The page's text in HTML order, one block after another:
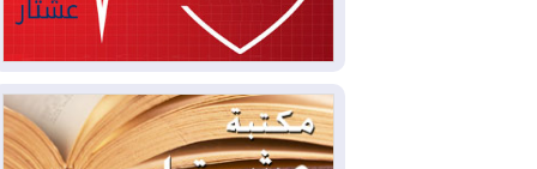
2026-08-03
العجز والاقتراض يطوقان
المالية العراقية.. اقتراض يتجاوز 3 تريليونات
دينار!
2026-08-03كوبا تغرق في الظلام مجددا
وانهيار الشبكة الكهربائية